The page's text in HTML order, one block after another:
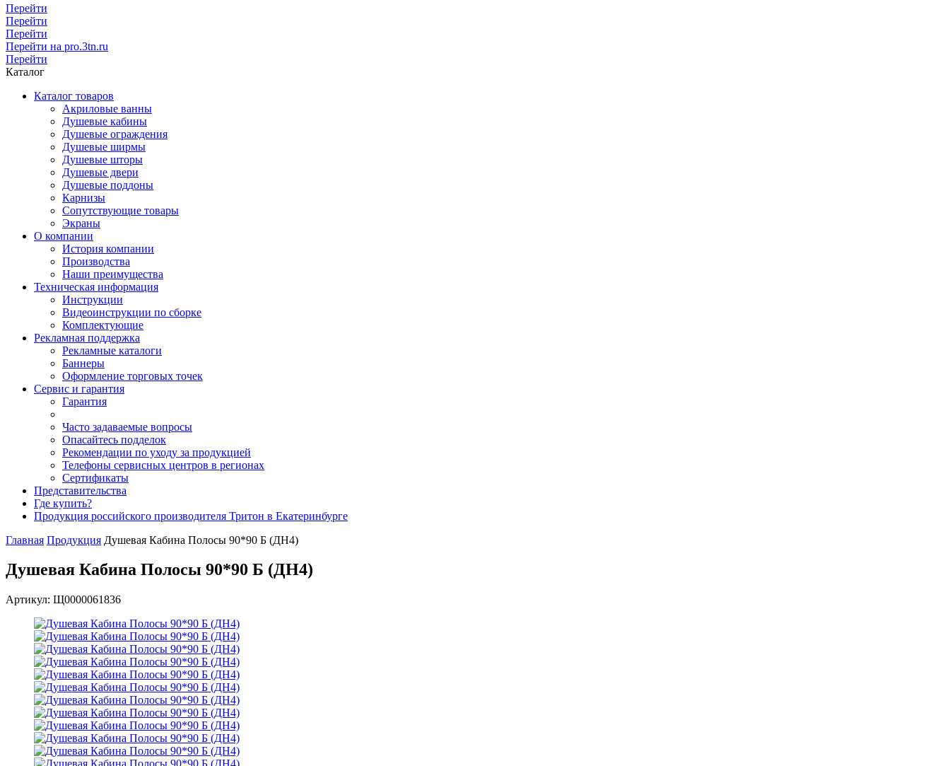
Перейти
Перейти
Перейти
Перейти на pro.3tn.ru
Перейти
Каталог
Каталог товаров
Акриловые ванны
Душевые кабины
Душевые ограждения
Душевые ширмы
Душевые шторы
Душевые двери
Душевые поддоны
Карнизы
Сопутствующие товары
Экраны
О компании
История компании
Производства
Наши преимущества
Техническая информация
Инструкции
Видеоинструкции по сборке
Комплектующие
Рекламная поддержка
Рекламные каталоги
Баннеры
Оформление торговых точек
Сервис и гарантия
Гарантия
Часто задаваемые вопросы
Опасайтесь подделок
Рекомендации по уходу за продукцией
Телефоны сервисных центров в регионах
Сертификаты
Представительства
Где купить?
Продукция российского производителя Тритон в Екатеринбурге
Главная Продукция Душевая Кабина Полосы 90*90 Б (ДН4)
Душевая Кабина Полосы 90*90 Б (ДН4)
Артикул: Щ0000061836